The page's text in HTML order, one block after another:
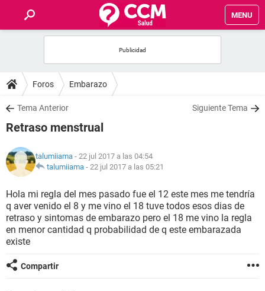
MENU
FOROS
SALUD
NUTRICIÓN
BIENESTAR
SEXUALIDAD
GLOSARIO
Foros Embarazo
Tema Anterior Siguiente Tema
Retraso menstrual
talumiiama - 22 jul 2017 a las 04:54
talumiiama - 22 jul 2017 a las 05:21
Hola mi regla del mes pasado fue el 12 este mes me tendría
q aver venido el 8 y me vino el 18 tuve todos esos dias de
retraso y sintomas de embarazo pero el 18 me vino la regla
en menor cantidad q probabilidad de q este embarazada
existe
Compartir